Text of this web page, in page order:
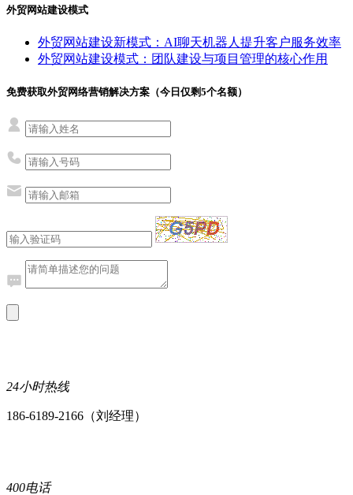
外贸网站建设模式
外贸网站建设新模式：AI聊天机器人提升客户服务效率
外贸网站建设模式：团队建设与项目管理的核心作用
免费获取外贸网络营销解决方案（今日仅剩5个名额）
24小时热线
186-6189-2166（刘经理）
400电话